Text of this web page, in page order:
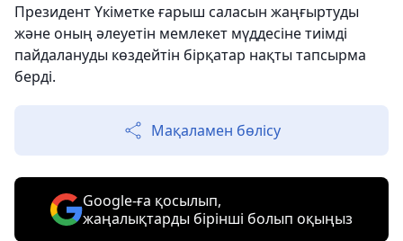
Президент Үкіметке ғарыш саласын жаңғыртуды
және оның әлеуетін мемлекет мүддесіне тиімді
пайдалануды көздейтін бірқатар нақты тапсырма
берді.
Мақаламен бөлісу
Google-ға қосылып,
жаңалықтарды бірінші болып оқыңыз